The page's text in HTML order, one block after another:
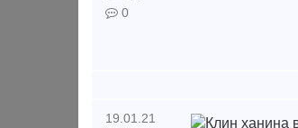
0
19.01.21